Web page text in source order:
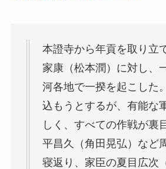
本證寺から年貢を取り立
家康（松本潤）に対し、
河各地で一揆を起こした
込もうとするが、有能な
しく、すべての作戦が裏
平昌久（角田晃弘）など
寝返り、家臣の夏目広次